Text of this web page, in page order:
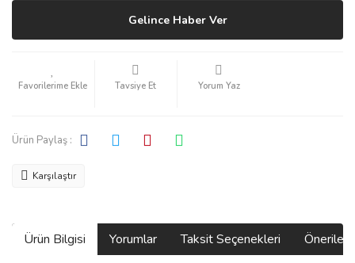
Gelince Haber Ver
Tavsiye Et Yorum Yaz
Ürün Paylaş :
Karşılaştır
Ürün Bilgisi Yorumlar Taksit Seçenekleri